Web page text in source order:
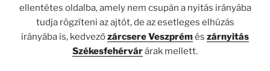
ellentétes oldalba, amely nem csupán a nyitás irányába
tudja rögzíteni az ajtót, de az esetleges elhúzás
irányába is, kedvezőzárcsere Veszprémés zárnyitás
Székesfehérvárárak mellett.